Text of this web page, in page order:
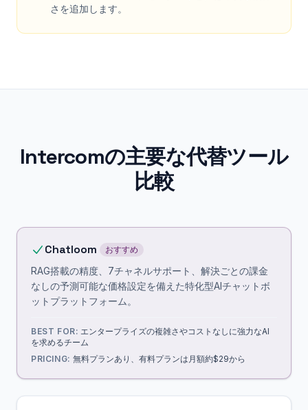
さを追加します。
Intercomの主要な代替ツール
比較
Chatloom おすすめ
RAG搭載の精度、7チャネルサポート、解決ごとの課金
なしの予測可能な価格設定を備えた特化型AIチャットボ
ットプラットフォーム。
BEST FOR: エンタープライズの複雑さやコストなしに強力なAI
を求めるチーム
PRICING: 無料プランあり、有料プランは月額約$29から